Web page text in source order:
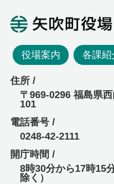
役場案内 各課紹
住所 /
〒969-0296 福島県
101
電話番号 /
0248-42-2111
開庁時間 /
8時30分から17時15
除く）